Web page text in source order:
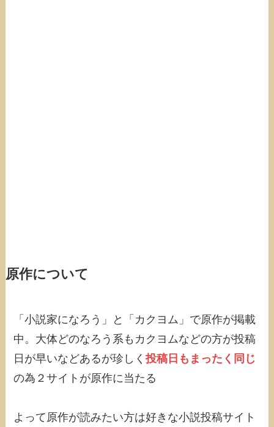
原作について
「小説家になろう」と「カクヨム」で原作が掲載
中。大体どのなろう系もカクヨムなどの方が投稿
日が早いなどあるが珍しく投稿日もまったく同じ
の為２サイトが原作に当たる
よって原作が読みたい方は好きな小説投稿サイト